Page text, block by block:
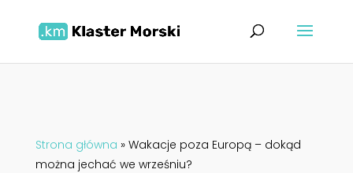
Strona główna » Wakacje poza Europą – dokąd
można jechać we wrześniu?